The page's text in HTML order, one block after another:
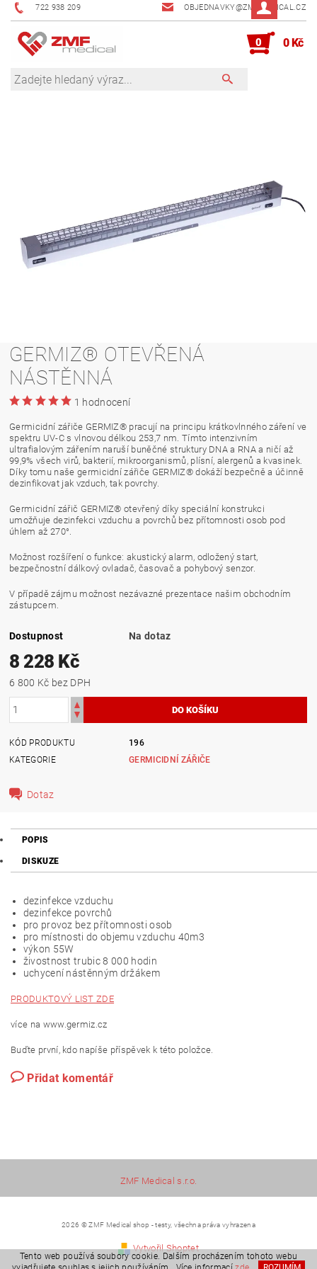
722 938 209 OBJEDNAVKY@ZMFMEDICAL.CZ
0 0 Kč
GERMIZ® OTEVŘENÁ
NÁSTĚNNÁ
1 hodnocení
Germicidní zářiče GERMIZ® pracují na principu krátkovlnného záření ve
spektru UV-C s vlnovou délkou 253,7 nm. Tímto intenzivním
ultrafialovým zářením naruší buněčné struktury DNA a RNA a ničí až
99,9% všech virů, bakterií, mikroorganismů, plísní, alergenů a kvasinek.
Díky tomu naše germicidní zářiče GERMIZ® dokáží bezpečně a účinně
dezinfikovat jak vzduch, tak povrchy.
Germicidní zářič GERMIZ® otevřený díky speciální konstrukci
umožňuje dezinfekci vzduchu a povrchů bez přítomnosti osob pod
úhlem až 270°.
Možnost rozšíření o funkce: akustický alarm, odložený start,
bezpečnostní dálkový ovladač, časovač a pohybový senzor.
V případě zájmu možnost nezávazné prezentace našim obchodním
zástupcem.
Dostupnost Na dotaz
8 228 Kč
6 800 Kč bez DPH
KÓD PRODUKTU
196
KATEGORIE
GERMICIDNÍ ZÁŘIČE
Dotaz
POPIS
DISKUZE
dezinfekce vzduchu
dezinfekce povrchů
pro provoz bez přítomnosti osob
pro místnosti do objemu vzduchu 40m3
výkon 55W
živostnost trubic 8 000 hodin
uchycení nástěnným držákem
PRODUKTOVÝ LIST ZDE
více na www.germiz.cz
Buďte první, kdo napíše příspěvek k této položce.
Přidat komentář
ZMF Medical s.r.o.
2026 © ZMF Medical shop - testy, všechna práva vyhrazena
Vytvořil Shoptet
Tento web používá soubory cookie. Dalším procházením tohoto webu